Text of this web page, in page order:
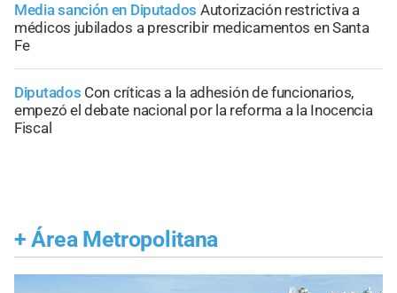
Media sanción en Diputados Autorización restrictiva a
médicos jubilados a prescribir medicamentos en Santa
Fe
Diputados Con críticas a la adhesión de funcionarios,
empezó el debate nacional por la reforma a la Inocencia
Fiscal
+ Área Metropolitana